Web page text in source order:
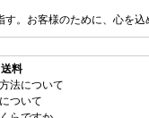
。お客様のために、心を込
料
法について
ついて